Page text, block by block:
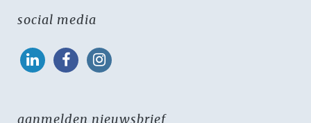
social media
aanmelden nieuwsbrief